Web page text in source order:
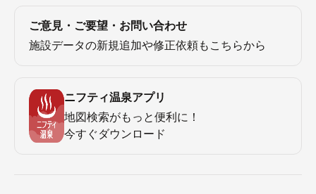
ご意見・ご要望・お問い合わせ
施設データの新規追加や修正依頼もこちらから
ニフティ温泉アプリ
地図検索がもっと便利に！
今すぐダウンロード